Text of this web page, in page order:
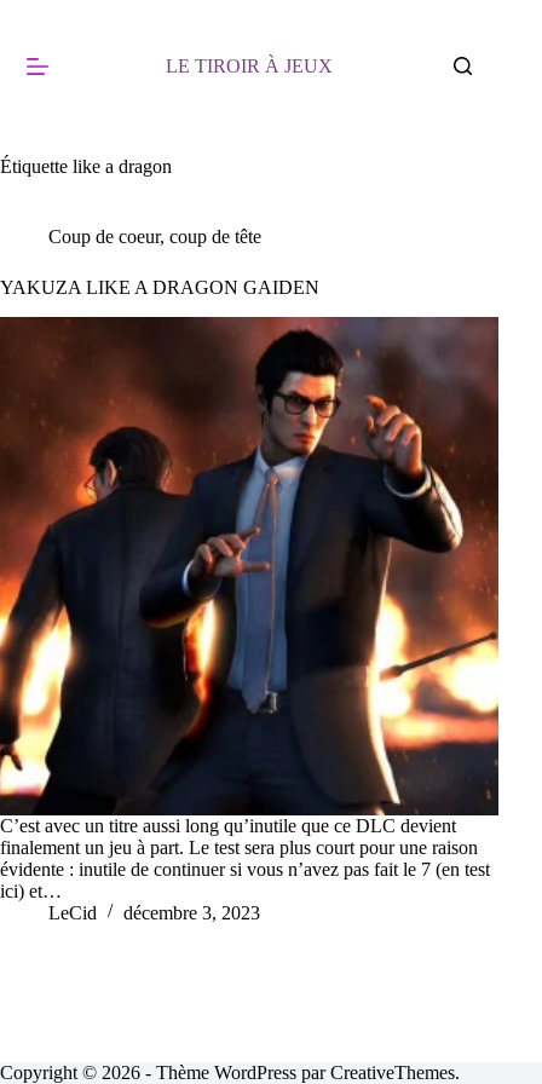
LE TIROIR À JEUX
Étiquette like a dragon
Coup de coeur, coup de tête
YAKUZA LIKE A DRAGON GAIDEN
C’est avec un titre aussi long qu’inutile que ce DLC devient
finalement un jeu à part. Le test sera plus court pour une raison
évidente : inutile de continuer si vous n’avez pas fait le 7 (en test
ici) et…
LeCid
décembre 3, 2023
Copyright © 2026 - Thème WordPress parCreativeThemes.